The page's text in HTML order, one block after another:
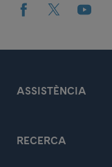
ASSISTÈNCIA
RECERCA